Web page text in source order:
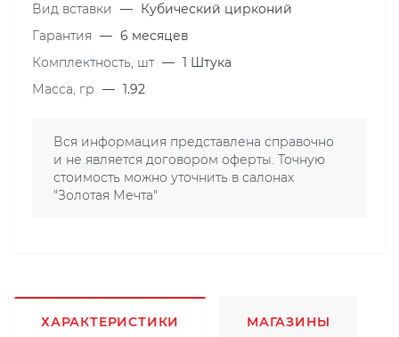
Вид вставки
— Кубический цирконий
Гарантия — 6 месяцев
Комплектность, шт — 1 Штука
Масса, гр — 1.92
Вся информация представлена справочно
и не является договором оферты. Точную
стоимость можно уточнить в салонах
"Золотая Мечта"
ХАРАКТЕРИСТИКИ МАГАЗИНЫ